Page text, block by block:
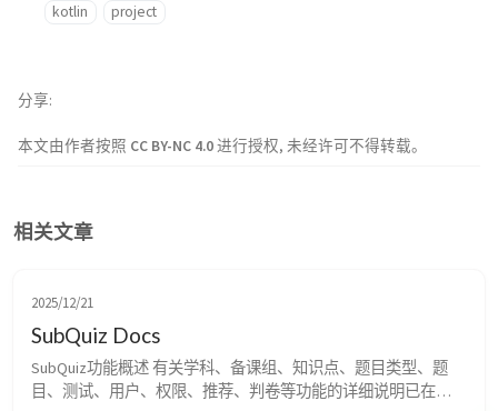
kotlin project
本文由作者按照 CC BY-NC 4.0进行授权, 未经许可不得转载。
分享
相关文章
2025/12/21
SubQuiz Docs
SubQuiz功能概述 有关学科、备课组、知识点、题目类型、题
目、测试、用户、权限、推荐、判卷等功能的详细说明已在